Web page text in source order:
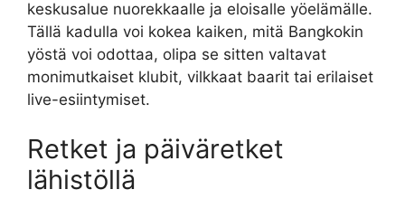
keskusalue nuorekkaalle ja eloisalle yöelämälle.
Tällä kadulla voi kokea kaiken, mitä Bangkokin
yöstä voi odottaa, olipa se sitten valtavat
monimutkaiset klubit, vilkkaat baarit tai erilaiset
live-esiintymiset.
Retket ja päiväretket
lähistöllä